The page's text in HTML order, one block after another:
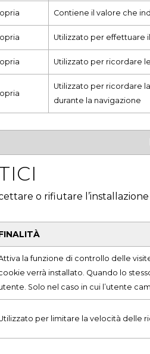
Contiene il valore che
Utilizzato per effettuare
Utilizzato per ricordare
Utilizzato per ricordare
durante la navigazione
o rifiutare
la funzione di controllo delle
verrà installato. Quando lo
Solo nel caso in cui l’utente
per limitare la velocità delle